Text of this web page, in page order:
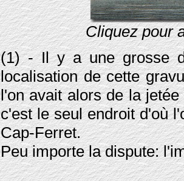
Cliquez pour
(1)- Il y a une grosse
localisation de cette
l'on avait alors de la
c'est le seul endroit d'où
Cap-Ferret.
Peu importe la dispute: